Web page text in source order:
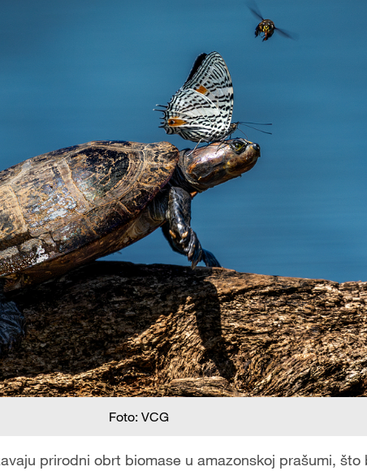
Foto: VCG
prirodni obrt biomase u amazonskoj prašumi, što